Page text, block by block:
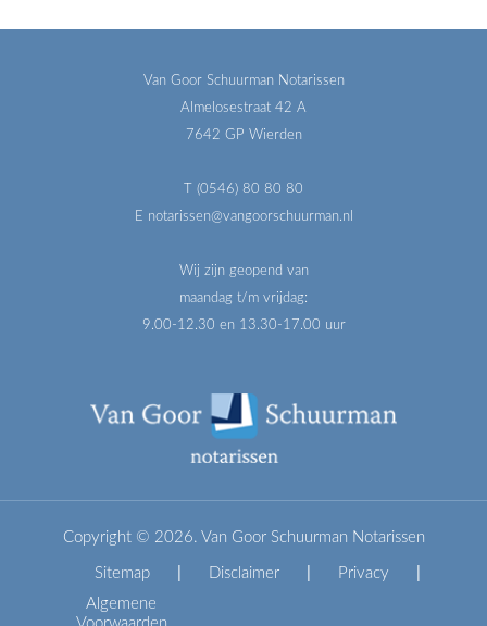
Van Goor Schuurman Notarissen
Almelosestraat 42 A
7642 GP Wierden
T (0546) 80 80 80
E notarissen@vangoorschuurman.nl
Wij zijn geopend van
maandag t/m vrijdag:
9.00-12.30 en 13.30-17.00 uur
Copyright © 2026. Van Goor Schuurman Notarissen
Sitemap Disclaimer Privacy
Algemene